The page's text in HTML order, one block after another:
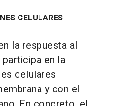
CELULARES
la respuesta al
en la
celulares
y con el